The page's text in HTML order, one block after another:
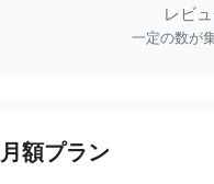
レビ
一定の数が
月額プラン